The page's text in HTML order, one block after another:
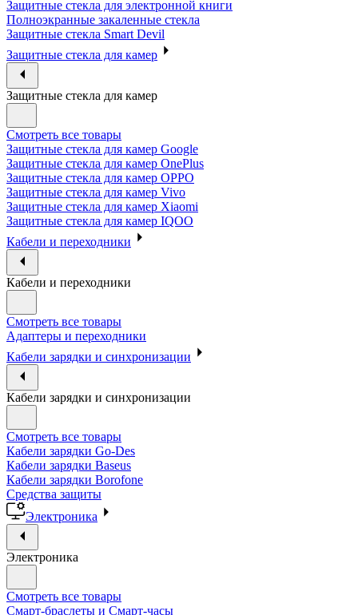
Защитные стекла для электронной книги
Полноэкранные закаленные стекла
Защитные стекла Smart Devil
Защитные стекла для камер
Защитные стекла для камер
Смотреть все товары
Защитные стекла для камер Google
Защитные стекла для камер OnePlus
Защитные стекла для камер OPPO
Защитные стекла для камер Vivo
Защитные стекла для камер Xiaomi
Защитные стекла для камер IQOO
Кабели и переходники
Кабели и переходники
Смотреть все товары
Адаптеры и переходники
Кабели зарядки и синхронизации
Кабели зарядки и синхронизации
Смотреть все товары
Кабели зарядки Go-Des
Кабели зарядки Baseus
Кабели зарядки Borofone
Средства защиты
Электроника
Электроника
Смотреть все товары
Смарт-браслеты и Смарт-часы